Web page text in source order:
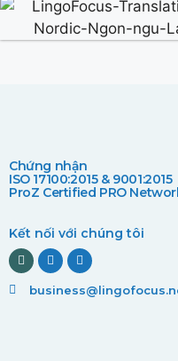
Chứng nhận
ISO 17100:2015 & 9001:2015
ProZ Certified PRO
Kết nối với chúng tôi